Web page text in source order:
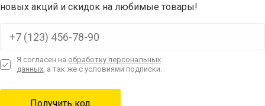
новых акций и скидок на любимые товары!
Я согласен на обработку персональных
данных, а так же с условиями подписки.